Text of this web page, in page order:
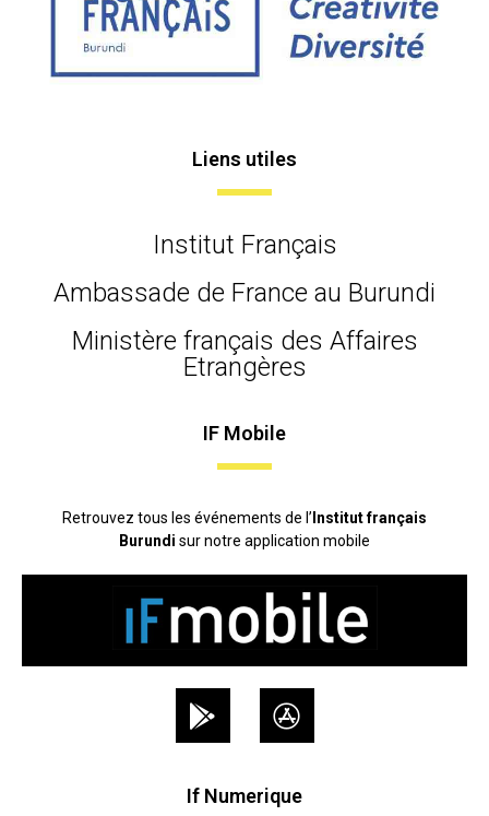
Liens utiles
Institut Français
Ambassade de France au Burundi
Ministère français des Affaires
Etrangères
IF Mobile
Retrouvez tous les événements de l’ Institut français
Burundi sur notre application mobile
If Numerique